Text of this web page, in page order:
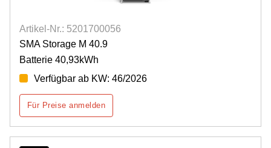
Artikel-Nr.: 5201700056
SMA Storage M 40.9
Batterie 40,93kWh
Verfügbar ab KW: 46/2026
Für Preise anmelden